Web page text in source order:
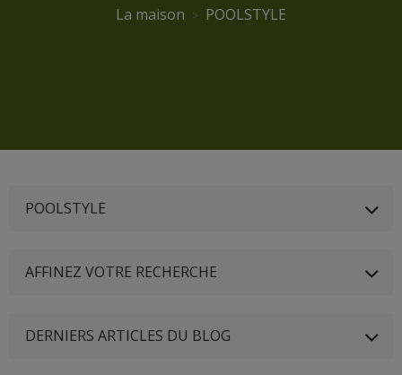
La maison POOLSTYLE
POOLSTYLE
AFFINEZ VOTRE RECHERCHE
DERNIERS ARTICLES DU BLOG